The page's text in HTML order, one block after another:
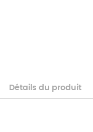
Détails du produit